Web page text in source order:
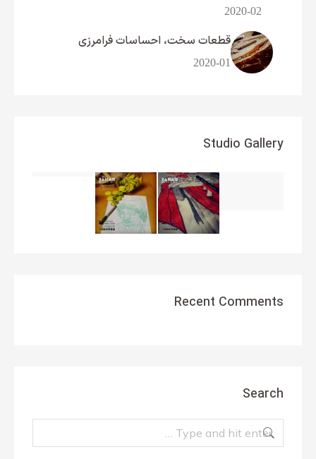
2020-02
قطعات سخت، احساسات فرامرزی
2020-01
Studio Gallery
Recent Comments
Search
Search: